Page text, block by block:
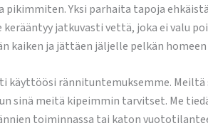
Yksi parhaita tapoja
jatkuvasti vettä, joka ei valu
kaiken ja jättäen jäljelle pelkän homeen
käyttöösi rännituntemuksemme.
sinä meitä kipeimmin tarvitset. Me
toiminnassa tai katon